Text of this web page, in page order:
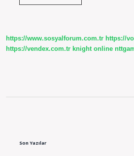
https://www.sosyalforum.com.tr https://
https://vendex.com.tr knight online
Son Yazılar